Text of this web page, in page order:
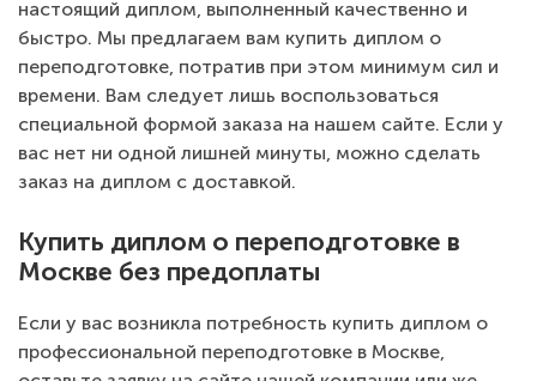
настоящий диплом, выполненный качественно и
быстро. Мы предлагаем вам купить диплом о
переподготовке, потратив при этом минимум сил и
времени. Вам следует лишь воспользоваться
специальной формой заказа на нашем сайте. Если у
вас нет ни одной лишней минуты, можно сделать
заказ на диплом с доставкой.
Купить диплом о переподготовке в
Москве без предоплаты
Если у вас возникла потребность купить диплом о
профессиональной переподготовке в Москве,